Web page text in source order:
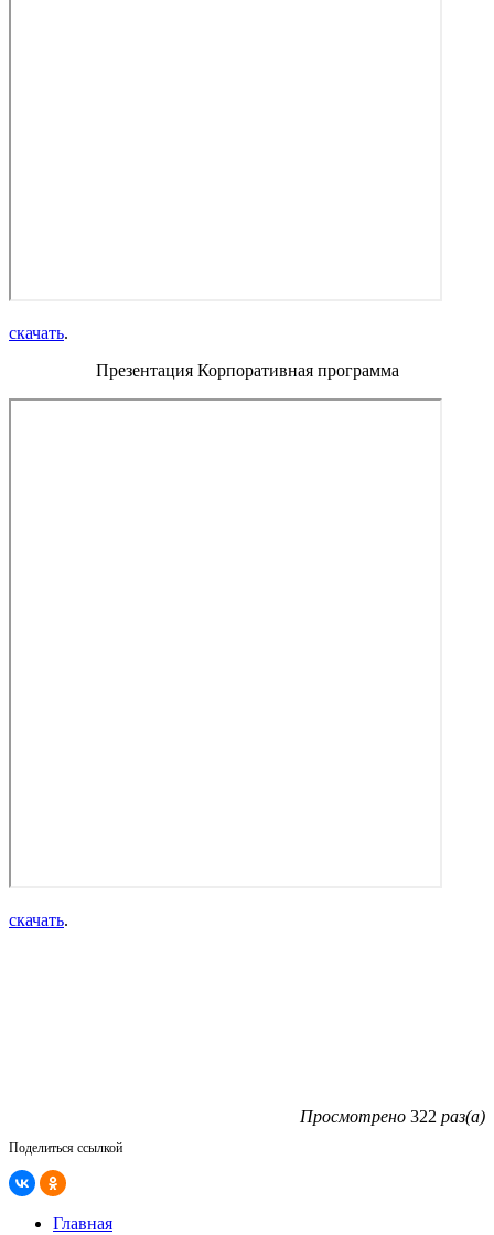
скачать.
Презентация Корпоративная программа
скачать.
Просмотрено 322 раз(а)
Поделиться ссылкой
Главная